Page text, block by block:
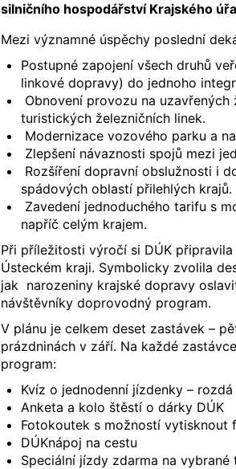
silničního hospodářství Krajského
Mezi významné úspěchy poslední
Postupné zapojení všech druhů
linkové dopravy) do jednoho
Obnovení provozu na
turistických železničních linek.
Modernizace vozového parku a
Zlepšení návaznosti spojů mezi
Rozšíření dopravní obslužnosti i
spádových oblastí přilehlých krajů.
Zavedení jednoduchého tarifu s
napříč celým krajem.
Při příležitosti výročí si DÚK
Ústeckém kraji. Symbolicky zvolila
jak narozeniny krajské dopravy
návštěvníky doprovodný program.
V plánu je celkem deset zastávek –
prázdninách v září. Na každé
program:
Kvíz o jednodenní jízdenky –
Anketa a kolo štěstí o dárky DÚK
Fotokoutek s možností vytisknout
DÚKnápoj na cestu
Speciální jízdy zdarma na vybrané